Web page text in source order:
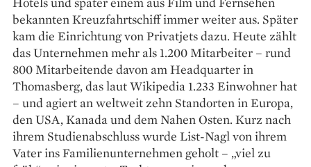
bekannten Kreuzfahrtschiff immer weiter aus. Später
kam die Einrichtung von Privatjets dazu. Heute zählt
das Unternehmen mehr als 1.200 Mitarbeiter – rund
800 Mitarbeitende davon am Headquarter in
Thomasberg, das laut Wikipedia 1.233 Einwohner hat
– und agiert an weltweit zehn Standorten in Europa,
den USA, Kanada und dem Nahen Osten. Kurz nach
ihrem Studienabschluss wurde List-Nagl von ihrem
Vater ins Familienunternehmen geholt – „viel zu